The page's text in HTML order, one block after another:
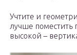
Учтите и
лучше поместить
высокой –